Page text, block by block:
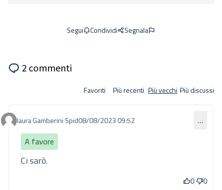
Segui Condividi Segnala
2 commenti
Favoriti Più recenti Più vecchi Più discussi
Commento 806
laura Gamberini Spid08/08/2023 09:52 …
A favore
Ci sarò.
0 0